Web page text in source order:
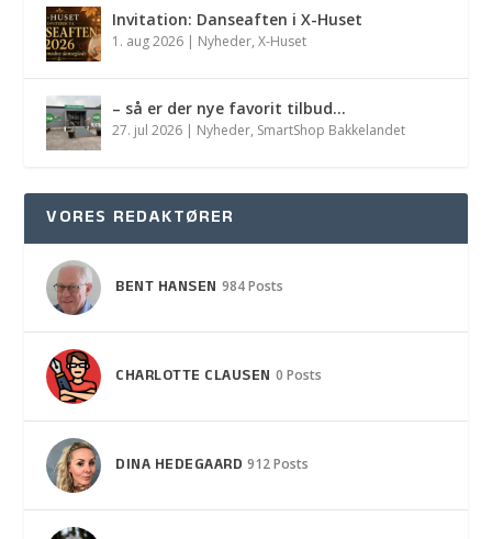
Invitation: Danseaften i X-Huset
1. aug 2026 | Nyheder,X-Huset
– så er der nye favorit tilbud…
27. jul 2026 | Nyheder, SmartShop Bakkelandet
VORES REDAKTØRER
BENT HANSEN 984 Posts
CHARLOTTE CLAUSEN 0 Posts
DINA HEDEGAARD 912 Posts